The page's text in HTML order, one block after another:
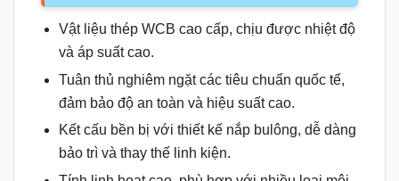
Vật liệu thép WCB cao cấp, chịu được nhiệt độ
và áp suất cao.
Tuân thủ nghiêm ngặt các tiêu chuẩn quốc tế,
đảm bảo độ an toàn và hiệu suất cao.
Kết cấu bền bị với thiết kế nắp bulông, dễ dàng
bảo trì và thay thế linh kiện.